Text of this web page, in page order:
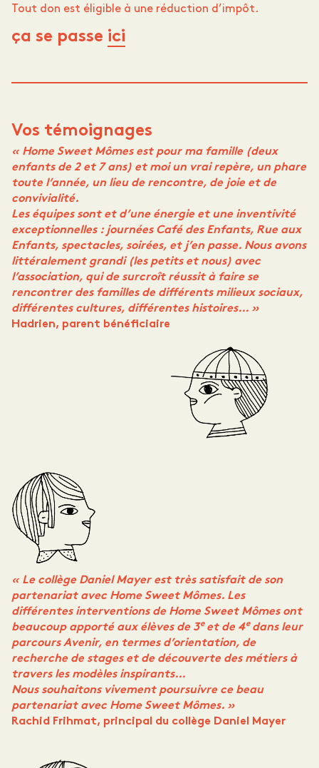
Tout don est éligible à une réduction d’impôt.
ça se passe ici
Vos témoignages
« Home Sweet Mômes est pour ma famille (deux
enfants de 2 et 7 ans) et moi un vrai repère, un phare
toute l’année, un lieu de rencontre, de joie et de
convivialité.
Les équipes sont et d’une énergie et une inventivité
exceptionnelles : journées Café des Enfants, Rue aux
Enfants, spectacles, soirées, et j’en passe. Nous avons
littéralement grandi (les petits et nous) avec
l’association, qui de surcroît réussit à faire se
rencontrer des familles de différents milieux sociaux,
différentes cultures, différentes histoires… »
Hadrien, parent bénéficiaire
« Le collège Daniel Mayer est très satisfait de son
partenariat avec Home Sweet Mômes. Les
différentes interventions de Home Sweet Mômes ont
beaucoup apporté aux élèves de 3eet de 4edans leur
parcours Avenir, en termes d’orientation, de
recherche de stages et de découverte des métiers à
travers les modèles inspirants…
Nous souhaitons vivement poursuivre ce beau
partenariat avec Home Sweet Mômes. »
Rachid Frihmat, principal du collège Daniel Mayer